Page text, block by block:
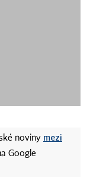
noviny mezi
Google